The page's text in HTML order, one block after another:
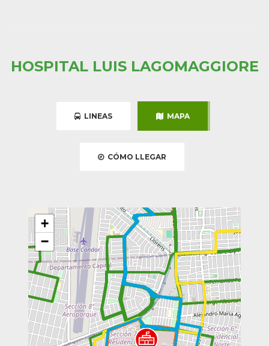
HOSPITAL LUIS LAGOMAGGIORE
LINEAS MAPA
CÓMO LLEGAR
+
−